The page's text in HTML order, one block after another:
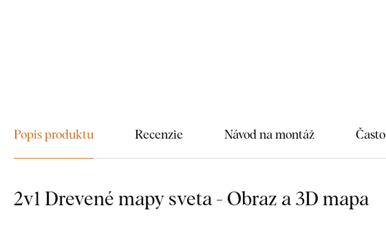
Popis produktu Recenzie Návod na montáž
2v1 Drevené mapy sveta - Obraz a 3D mapa